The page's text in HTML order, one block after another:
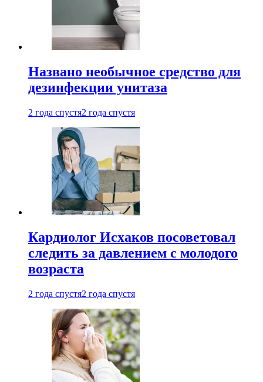
Названо необычное средство для
дезинфекции унитаза
2 года спустя2 года спустя
Кардиолог Исхаков посоветовал
следить за давлением с молодого
возраста
2 года спустя2 года спустя